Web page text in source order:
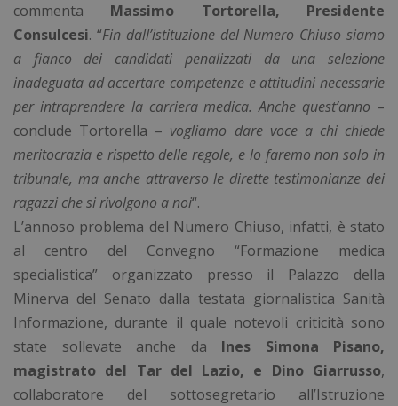
commenta Massimo Tortorella, Presidente
Consulcesi. “Fin dall’istituzione del Numero Chiuso siamo
a fianco dei candidati penalizzati da una selezione
inadeguata ad accertare competenze e attitudini necessarie
per intraprendere la carriera medica. Anche quest’anno –
conclude Tortorella – vogliamo dare voce a chi chiede
meritocrazia e rispetto delle regole, e lo faremo non solo in
tribunale, ma anche attraverso le dirette testimonianze dei
ragazzi che si rivolgono a noi“.
L’annoso problema del Numero Chiuso, infatti, è stato
al centro del Convegno “Formazione medica
specialistica” organizzato presso il Palazzo della
Minerva del Senato dalla testata giornalistica Sanità
Informazione, durante il quale notevoli criticità sono
state sollevate anche da Ines Simona Pisano,
magistrato del Tar del Lazio, e Dino Giarrusso,
collaboratore del sottosegretario all’Istruzione